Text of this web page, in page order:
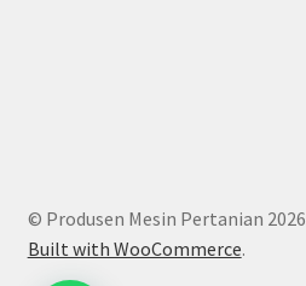
© Produsen Mesin Pertanian 2026
Built with WooCommerce.